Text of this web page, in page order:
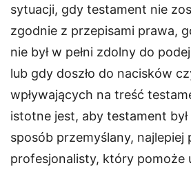
sytuacji, gdy testament nie
zgodnie z przepisami prawa,
nie był w pełni zdolny do
lub gdy doszło do nacisków
wpływających na treść
istotne jest, aby testament
sposób przemyślany, najlepiej
profesjonalisty, który pomoże